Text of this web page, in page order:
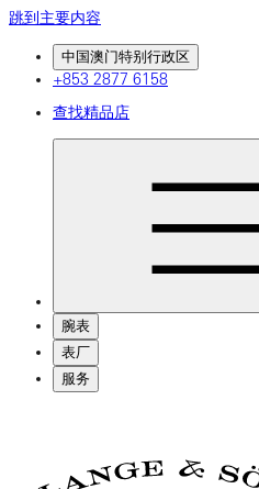
跳到主要内容
中国澳门特别行政区
+853 2877 6158
查找精品店
腕表
表厂
服务